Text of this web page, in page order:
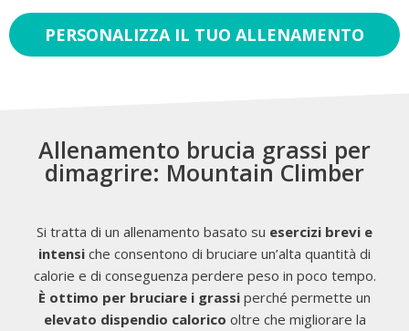
PERSONALIZZA IL TUO ALLENAMENTO
Allenamento brucia grassi per
dimagrire: Mountain Climber
Si tratta di un allenamento basato su esercizi brevi e
intensi che consentono di bruciare un’alta quantità di
calorie e di conseguenza perdere peso in poco tempo.
È ottimo per bruciare i grassi perché permette un
elevato dispendio calorico oltre che migliorare la